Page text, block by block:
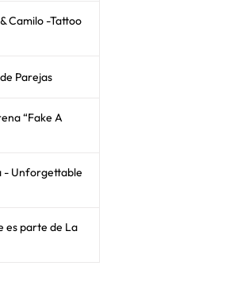
Camilo -Tattoo
Parejas
“Fake A
- Unforgettable
es parte de La